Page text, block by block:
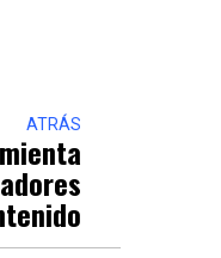
ATRÁS